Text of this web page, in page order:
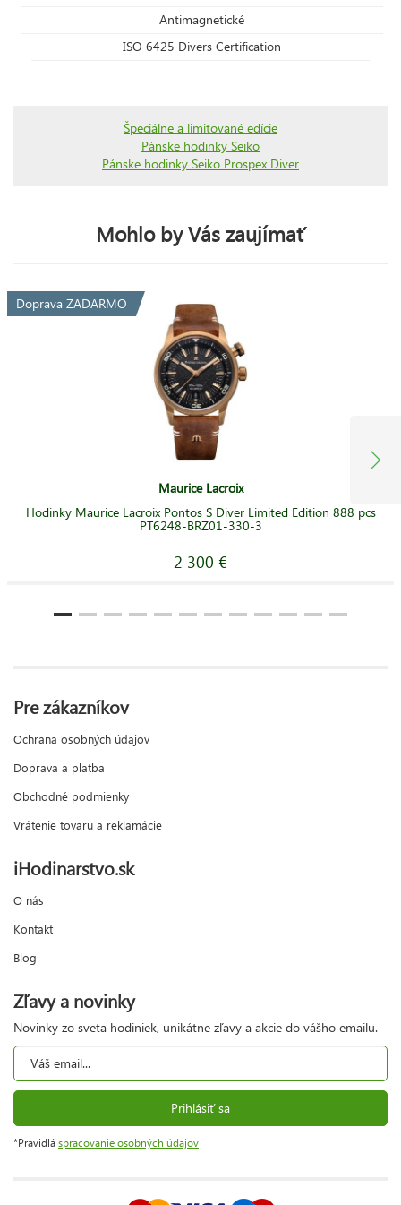
Antimagnetické
ISO 6425 Divers Certification
Špeciálne a limitované edície
Pánske hodinky Seiko
Pánske hodinky Seiko Prospex Diver
Mohlo by Vás zaujímať
Doprava ZADARMO
Maurice Lacroix
Hodinky Maurice Lacroix Pontos S Diver Limited Edition 888 pcs
PT6248-BRZ01-330-3
2 300 €
Pre zákazníkov
Ochrana osobných údajov
Doprava a platba
Obchodné podmienky
Vrátenie tovaru a reklamácie
iHodinarstvo.sk
O nás
Kontakt
Blog
Zľavy a novinky
Novinky zo sveta hodiniek, unikátne zľavy a akcie do vášho emailu.
Prihlásiť sa
*Pravidlá spracovanie osobných údajov